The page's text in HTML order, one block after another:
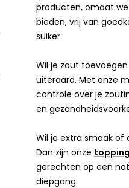
producten, omdat we
bieden, vrij van
suiker.
Wil je zout
uiteraard. Met onze
controle over je
en
Wil je extra smaak
Dan zijn onze
gerechten op een
diepgang.